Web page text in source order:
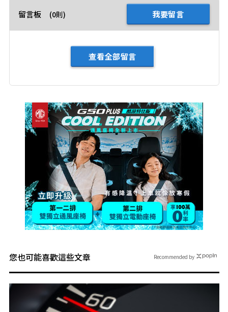
留言板 (0則) 我要留言
查看全部留言
您也可能喜歡這些文章 Recommended by